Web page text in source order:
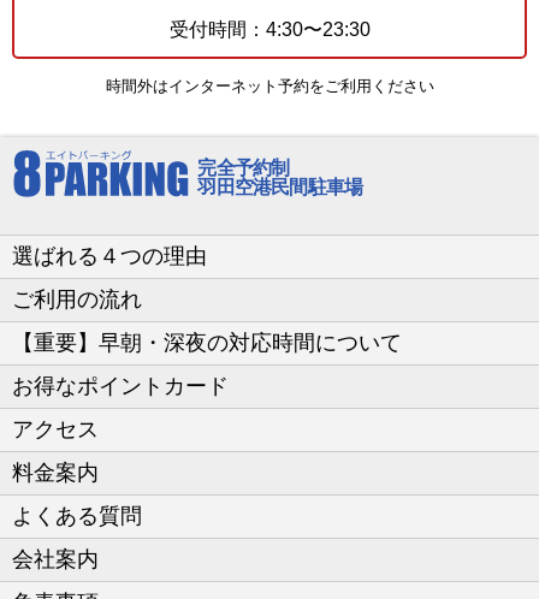
受付時間：4:30〜23:30
時間外はインターネット予約をご利用ください
完全予約制
羽田空港民間駐車場
選ばれる４つの理由
ご利用の流れ
【重要】早朝・深夜の対応時間について
お得なポイントカード
アクセス
料金案内
よくある質問
会社案内